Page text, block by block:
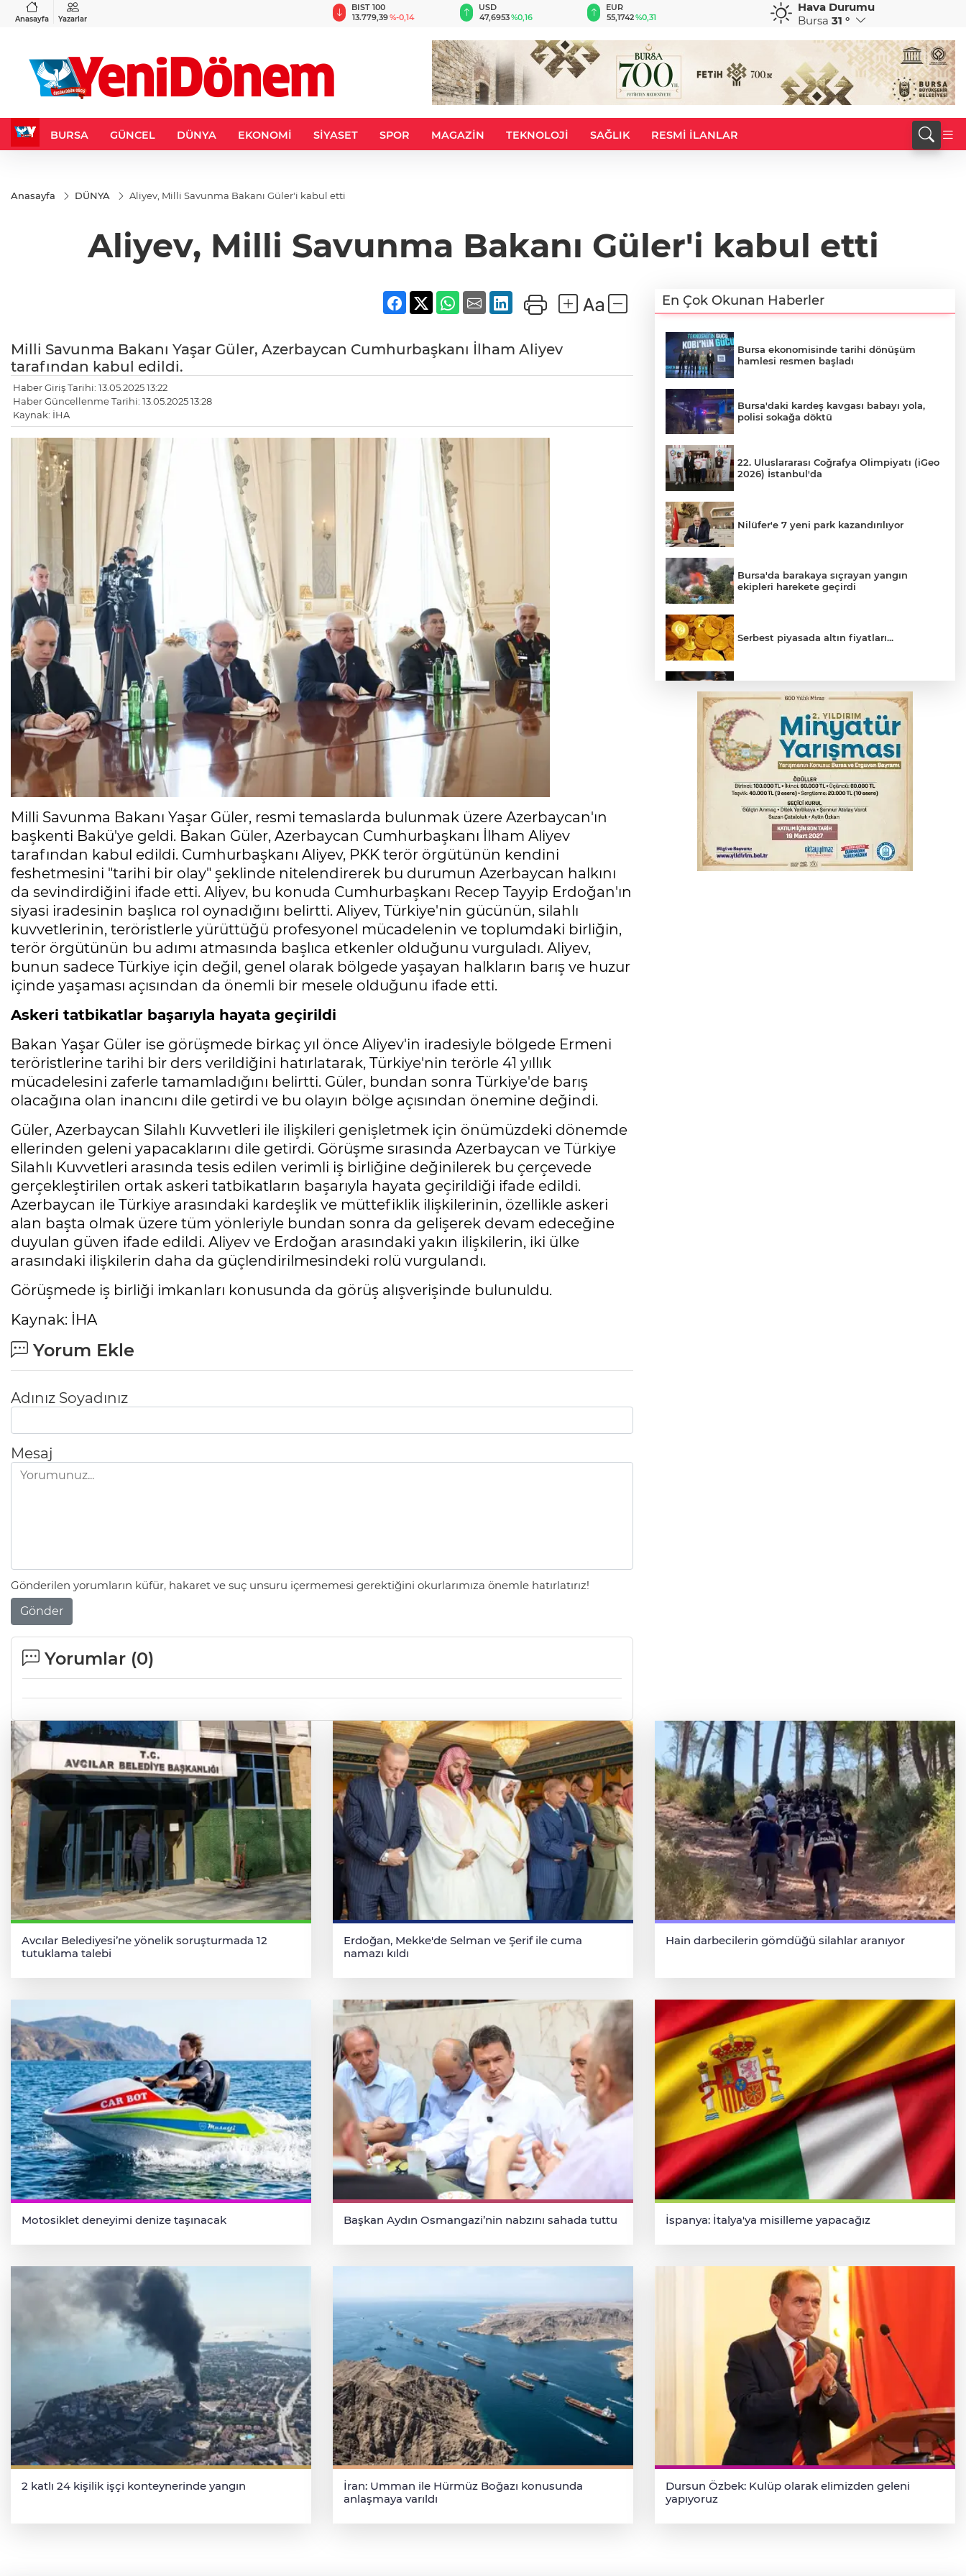
Anasayfa Yazarlar
%-0,22
BIST 100
13.779,39%-0,14
USD
47,6953%0,16
EUR
55,1742%0,31 %0,39
CHF
59,0506
Hava Durumu
Bursa 31 °
BURSA GÜNCEL DÜNYA EKONOMİ SİYASET SPOR MAGAZİN TEKNOLOJİ SAĞLIK RESMİ İLANLAR
Anasayfa DÜNYA Aliyev, Milli Savunma Bakanı Güler'i kabul etti
Aliyev, Milli Savunma Bakanı Güler'i kabul etti
Milli Savunma Bakanı Yaşar Güler, Azerbaycan Cumhurbaşkanı İlham Aliyev
tarafından kabul edildi.
Haber Giriş Tarihi: 13.05.2025 13:22
Haber Güncellenme Tarihi: 13.05.2025 13:28
Kaynak: İHA
Milli Savunma Bakanı Yaşar Güler, resmi temaslarda bulunmak üzere Azerbaycan'ın
başkenti Bakü'ye geldi. Bakan Güler, Azerbaycan Cumhurbaşkanı İlham Aliyev
tarafından kabul edildi. Cumhurbaşkanı Aliyev, PKK terör örgütünün kendini
feshetmesini "tarihi bir olay" şeklinde nitelendirerek bu durumun Azerbaycan halkını
da sevindirdiğini ifade etti. Aliyev, bu konuda Cumhurbaşkanı Recep Tayyip Erdoğan'ın
siyasi iradesinin başlıca rol oynadığını belirtti. Aliyev, Türkiye'nin gücünün, silahlı
kuvvetlerinin, teröristlerle yürüttüğü profesyonel mücadelenin ve toplumdaki birliğin,
terör örgütünün bu adımı atmasında başlıca etkenler olduğunu vurguladı. Aliyev,
bunun sadece Türkiye için değil, genel olarak bölgede yaşayan halkların barış ve huzur
içinde yaşaması açısından da önemli bir mesele olduğunu ifade etti.
Askeri tatbikatlar başarıyla hayata geçirildi
Bakan Yaşar Güler ise görüşmede birkaç yıl önce Aliyev'in iradesiyle bölgede Ermeni
teröristlerine tarihi bir ders verildiğini hatırlatarak, Türkiye'nin terörle 41 yıllık
mücadelesini zaferle tamamladığını belirtti. Güler, bundan sonra Türkiye'de barış
olacağına olan inancını dile getirdi ve bu olayın bölge açısından önemine değindi.
Güler, Azerbaycan Silahlı Kuvvetleri ile ilişkileri genişletmek için önümüzdeki dönemde
ellerinden geleni yapacaklarını dile getirdi. Görüşme sırasında Azerbaycan ve Türkiye
Silahlı Kuvvetleri arasında tesis edilen verimli iş birliğine değinilerek bu çerçevede
gerçekleştirilen ortak askeri tatbikatların başarıyla hayata geçirildiği ifade edildi.
Azerbaycan ile Türkiye arasındaki kardeşlik ve müttefiklik ilişkilerinin, özellikle askeri
alan başta olmak üzere tüm yönleriyle bundan sonra da gelişerek devam edeceğine
duyulan güven ifade edildi. Aliyev ve Erdoğan arasındaki yakın ilişkilerin, iki ülke
arasındaki ilişkilerin daha da güçlendirilmesindeki rolü vurgulandı.
Görüşmede iş birliği imkanları konusunda da görüş alışverişinde bulunuldu.
Kaynak: İHA
Yorum Ekle
Adınız Soyadınız
Mesaj
Gönderilen yorumların küfür, hakaret ve suç unsuru içermemesi gerektiğini okurlarımıza önemle hatırlatırız!
Gönder
Yorumlar (0)
En Çok Okunan Haberler
Bursa ekonomisinde tarihi dönüşüm
hamlesi resmen başladı
Bursa'daki kardeş kavgası babayı yola,
polisi sokağa döktü
22. Uluslararası Coğrafya Olimpiyatı (iGeo
2026) İstanbul'da
Nilüfer'e 7 yeni park kazandırılıyor
Bursa'da barakaya sıçrayan yangın
ekipleri harekete geçirdi
Serbest piyasada altın fiyatları...
Yargıtay’dan primle çalışanlara müjde
Bursa’da bugün hava nasıl olacak?
Osmangazi’de iş arayanlara destek
TOFAŞ Basketbol'da sağlık kontrolleri
başladı
Avcılar Belediyesi’ne yönelik soruşturmada 12
tutuklama talebi
Erdoğan, Mekke'de Selman ve Şerif ile cuma
namazı kıldı
Hain darbecilerin gömdüğü silahlar aranıyor
Motosiklet deneyimi denize taşınacak Başkan Aydın Osmangazi’nin nabzını sahada tuttu İspanya: İtalya'ya misilleme yapacağız
2 katlı 24 kişilik işçi konteynerinde yangın
İran: Umman ile Hürmüz Boğazı konusunda
anlaşmaya varıldı
Dursun Özbek: Kulüp olarak elimizden geleni
yapıyoruz